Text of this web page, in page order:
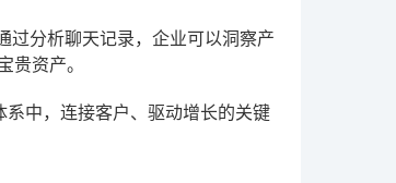
过分析聊天记录，企业可以洞察产
贵资产。
中，连接客户、驱动增长的关键